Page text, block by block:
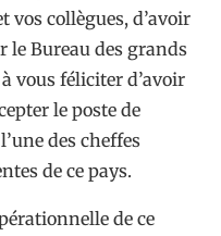
vos collègues, d’avoir
le Bureau des grands
vous féliciter d’avoir
le poste de
des cheffes
de ce pays.
de ce